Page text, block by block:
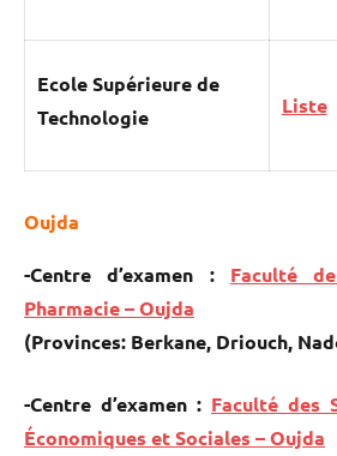
Ecole Supérieure de
Technologie
Liste
Oujda
-Centre d’examen : Faculté
Pharmacie – Oujda
(Provinces: Berkane, Driouch,
-Centre d’examen : Faculté des
Économiques et Sociales – Oujda